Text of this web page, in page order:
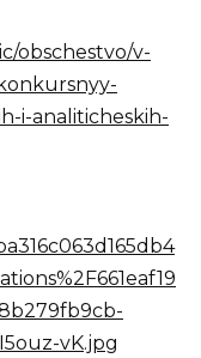
obschestvo/v-
i-analiticheskih-
vK.jpg